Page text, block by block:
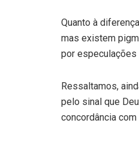
Quanto à
mas existem
por especulações
Ressaltamos,
pelo sinal que
concordância